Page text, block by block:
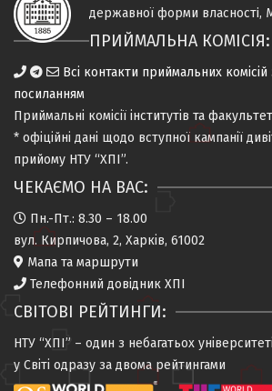
державної форми власностi,
ПРИЙМАЛЬНА КОМІСІЯ:
Всі контакти приймальних
посиланням
Приймальні комісії інститутів та
* офіційні дані щодо вступної кампанії
прийому НТУ “ХПІ”.
ЧЕКАЄМО НА ВАС:
Пн.-Пт.: 8.30 – 18.00
вул. Кирпичова, 2, Харків, 61002
Мапа та маршрути
Телефонний довідник ХПІ
СВІТОВІ РЕЙТИНГИ:
НТУ “ХПІ” – один з небагатьох
у Світі одразу за двома рейтингами